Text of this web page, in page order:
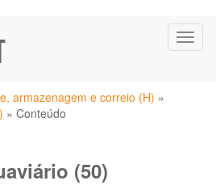
armazenagem e correio (H) »
» Conteúdo
(50)